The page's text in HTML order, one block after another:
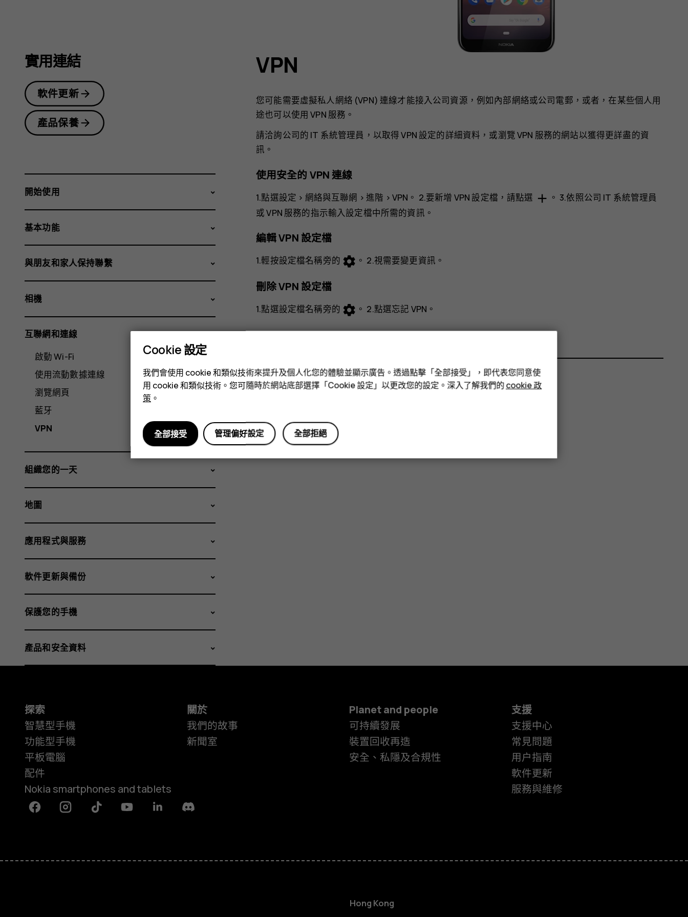
南
智慧型手機
功能型手機
VPN
您可能需要虛擬私人網絡 (VPN) 連線才能接入公司資源，例如內部網絡或公司電郵，或者，在某些個人用
途也可以使用 VPN 服務。
請洽詢公司的 IT 系統管理員，以取得 VPN 設定的詳細資料，或瀏覽 VPN 服務的網站以獲得更詳盡的資
訊。
使用安全的 VPN 連線
1.點選設定 > 網絡與互聯網 >進階 > VPN 。 2.要新增 VPN 設定檔，請點選 add 。 3.依照公司 IT 系統管理員
或 VPN 服務的指示輸入設定檔中所需的資訊。
編輯 VPN 設定檔
1.輕按設定檔名稱旁的 settings 。 2.視需要變更資訊。
刪除 VPN 設定檔
1.點選設定檔名稱旁的 settings 。 2.點選忘記 VPN 。
是 否
實用連結
軟件更新
產品保養
開始使用
基本功能
與朋友和家人保持聯繫
相機
互聯網和連線
啟動 Wi-Fi
使用流動數據連線
瀏覽網頁
藍牙
VPN
組織您的一天
地圖
應用程式與服務
軟件更新與備份
保護您的手機
產品和安全資料
探索
智慧型手機
功能型手機
平板電腦
配件
Nokia smartphones and tablets
關於
我們的故事
新聞室
Planet and people
可持續發展
裝置回收再造
安全、私隱及合規性
支援
支援中心
常見問題
用户指南
軟件更新
服務與維修
FacebookInstagramTiktok YoutubeLinkedinDiscord
Hong Kong
Cookie 設定
我們會使用 cookie 和類似技術來提升及個人化您的體驗並顯示廣告。透過點擊「全部接受」，即代表您同意使
用 cookie 和類似技術。您可隨時於網站底部選擇「Cookie 設定」以更改您的設定。深入了解我們的cookie 政
策 。
全部拒絕
管理偏好設定
全部接受